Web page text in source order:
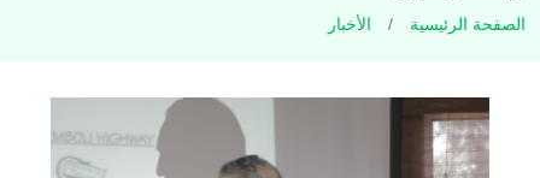
الصفحة الرئيسية الأخبار